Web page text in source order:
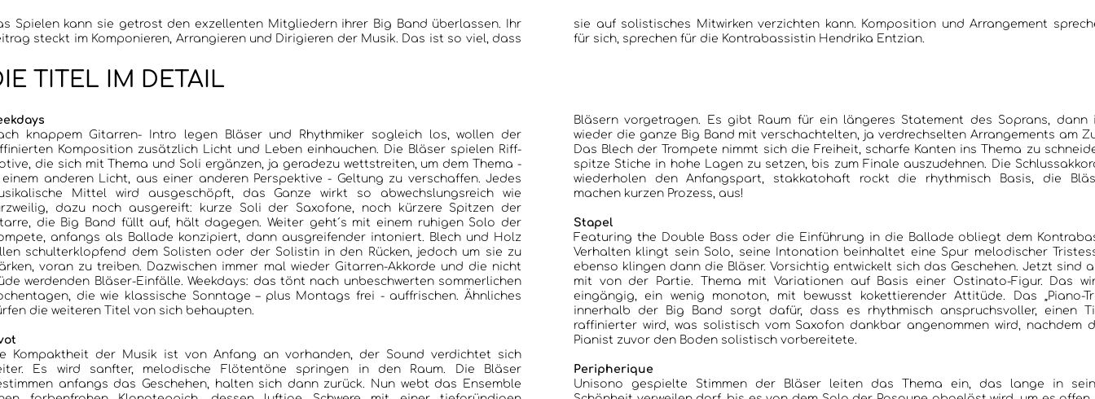
KONZERTBERICHTE
INTERVIEWS
JAZZCLUBS BERLIN
PORTRAITS DER CLUBS
ANKÜNDIGUNGEN KONZERTE/ FESTIVALS
Spielen kann sie getrost den exzellenten Mitgliedern ihrer Big Band überlassen. Ihr
steckt im Komponieren, Arrangieren und Dirigieren der Musik. Das ist so viel, dass
auf solistisches Mitwirken verzichten kann. Komposition und Arrangement sprechen
für sich, sprechen für die Kontrabassistin Hendrika Entzian.
TITEL IM DETAIL
knappem Gitarren- Intro legen Bläser und Rhythmiker sogleich los, wollen der
Komposition zusätzlich Licht und Leben einhauchen. Die Bläser spielen Riff-
die sich mit Thema und Soli ergänzen, ja geradezu wettstreiten, um dem Thema -
anderen Licht, aus einer anderen Perspektive - Geltung zu verschaffen. Jedes
Mittel wird ausgeschöpft, das Ganze wirkt so abwechslungsreich wie
dazu noch ausgereift: kurze Soli der Saxofone, noch kürzere Spitzen der
die Big Band füllt auf, hält dagegen. Weiter geht´s mit einem ruhigen Solo der
anfangs als Ballade konzipiert, dann ausgreifender intoniert. Blech und Holz
schulterklopfend dem Solisten oder der Solistin in den Rücken, jedoch um sie zu
voran zu treiben. Dazwischen immer mal wieder Gitarren-Akkorde und die nicht
werdenden Bläser-Einfälle. Weekdays: das tönt nach unbeschwerten sommerlichen
die wie klassische Sonntage – plus Montags frei - auffrischen. Ähnliches
die weiteren Titel von sich behaupten.
Kompaktheit der Musik ist von Anfang an vorhanden, der Sound verdichtet sich
Es wird sanfter, melodische Flötentöne springen in den Raum. Die Bläser
anfangs das Geschehen, halten sich dann zurück. Nun webt das Ensemble
Bläsern vorgetragen. Es gibt Raum für ein längeres Statement des Soprans, dann ist
wieder die ganze Big Band mit verschachtelten, ja verdrechselten Arrangements am Zug.
Das Blech der Trompete nimmt sich die Freiheit, scharfe Kanten ins Thema zu schneiden,
spitze Stiche in hohe Lagen zu setzen, bis zum Finale auszudehnen. Die Schlussakkorde
wiederholen den Anfangspart, stakkatohaft rockt die rhythmisch Basis, die Bläser
machen kurzen Prozess, aus!
Stapel
Featuring the Double Bass oder die Einführung in die Ballade obliegt dem
Verhalten klingt sein Solo, seine Intonation beinhaltet eine Spur melodischer
ebenso klingen dann die Bläser. Vorsichtig entwickelt sich das Geschehen. Jetzt sind
mit von der Partie. Thema mit Variationen auf Basis einer Ostinato-Figur. Das
eingängig, ein wenig monoton, mit bewusst kokettierender Attitüde. Das „Piano-
innerhalb der Big Band sorgt dafür, dass es rhythmisch anspruchsvoller, einen
raffinierter wird, was solistisch vom Saxofon dankbar angenommen wird, nachdem
Pianist zuvor den Boden solistisch vorbereitete.
Peripherique
Unisono gespielte Stimmen der Bläser leiten das Thema ein, das lange in